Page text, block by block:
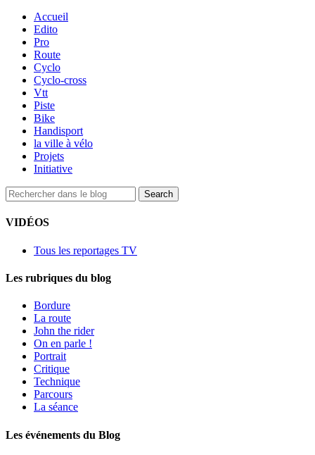
Accueil
Edito
Pro
Route
Cyclo
Cyclo-cross
Vtt
Piste
Bike
Handisport
la ville à vélo
Projets
Initiative
VIDÉOS
Tous les reportages TV
Les rubriques du blog
Bordure
La route
John the rider
On en parle !
Portrait
Critique
Technique
Parcours
La séance
Les événements du Blog